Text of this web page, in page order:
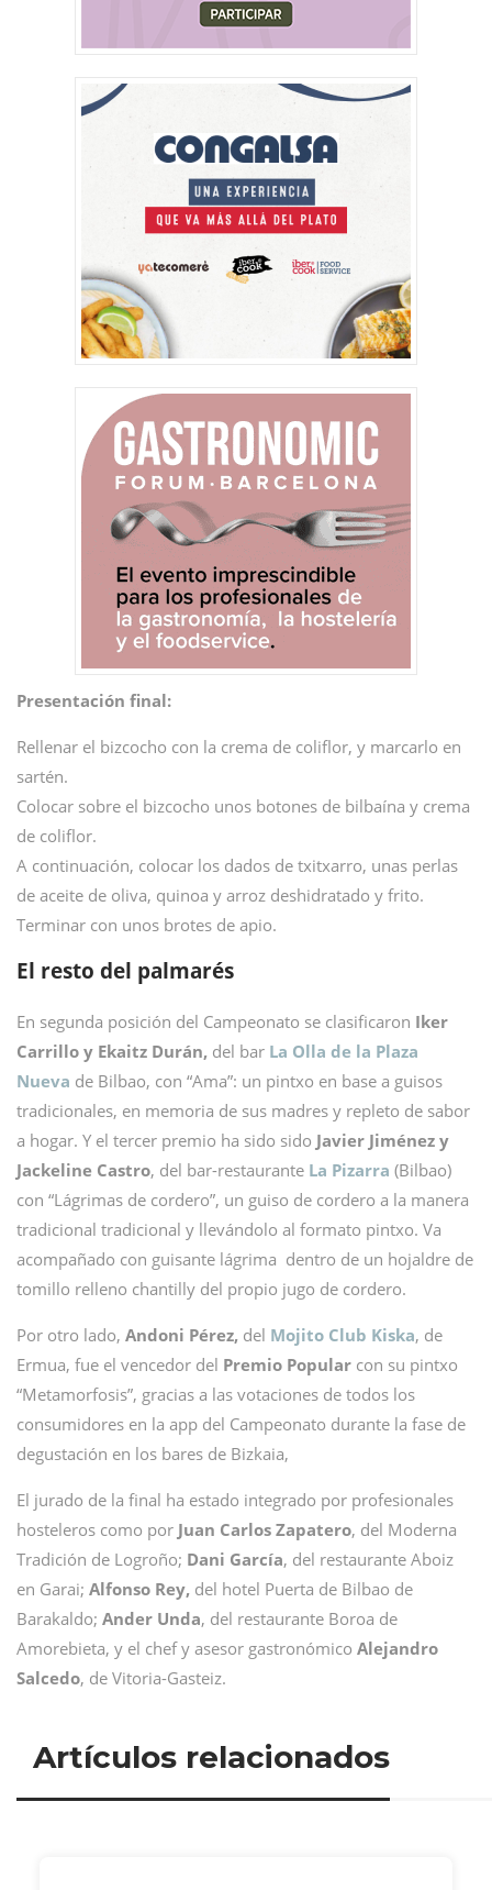
Presentación final:
Rellenar el bizcocho con la crema de coliflor, y marcarlo en
sartén.
Colocar sobre el bizcocho unos botones de bilbaína y crema
de coliflor.
A continuación, colocar los dados de txitxarro, unas perlas
de aceite de oliva, quinoa y arroz deshidratado y frito.
Terminar con unos brotes de apio.
El resto del palmarés
En segunda posición del Campeonato se clasificaron Iker
Carrillo y Ekaitz Durán, del bar La Olla de la Plaza
Nueva de Bilbao, con “Ama”: un pintxo en base a guisos
tradicionales, en memoria de sus madres y repleto de sabor
a hogar. Y el tercer premio ha sido sido Javier Jiménez y
Jackeline Castro, del bar-restaurante La Pizarra (Bilbao)
con “Lágrimas de cordero”, un guiso de cordero a la manera
tradicional tradicional y llevándolo al formato pintxo. Va
acompañado con guisante lágrima dentro de un hojaldre de
tomillo relleno chantilly del propio jugo de cordero.
Por otro lado, Andoni Pérez, del Mojito Club Kiska, de
Ermua, fue el vencedor del Premio Popular con su pintxo
“Metamorfosis”, gracias a las votaciones de todos los
consumidores en la app del Campeonato durante la fase de
degustación en los bares de Bizkaia,
El jurado de la final ha estado integrado por profesionales
hosteleros como por Juan Carlos Zapatero, del Moderna
Tradición de Logroño; Dani García, del restaurante Aboiz
en Garai; Alfonso Rey, del hotel Puerta de Bilbao de
Barakaldo; Ander Unda, del restaurante Boroa de
Amorebieta, y el chef y asesor gastronómico Alejandro
Salcedo, de Vitoria-Gasteiz.
Artículos relacionados